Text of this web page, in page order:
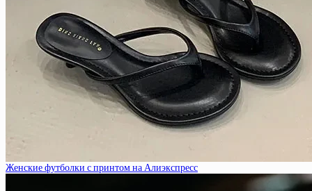
Женские футболки с принтом на Алиэкспресс